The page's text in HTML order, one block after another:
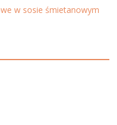
w sosie śmietanowym